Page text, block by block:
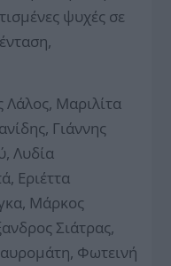
ψυχές σε
Μαριλίτα
Γιάννης
Λυδία
Εριέττα
Μάρκος
Σιάτρας,
Φωτεινή